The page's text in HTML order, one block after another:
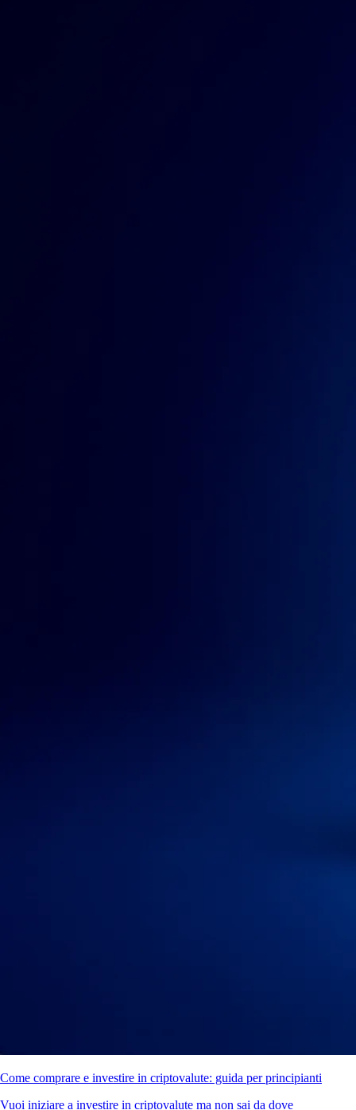
Come comprare e investire in criptovalute: guida per principianti
Vuoi iniziare a investire in criptovalute ma non sai da dove